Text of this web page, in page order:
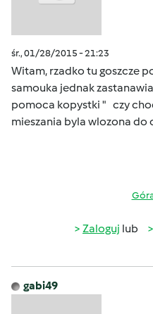
śr., 01/28/2015 - 21:23
Witam, rzadko tu goszcze
samouka jednak
pomoca kopystki " czy
mieszania byla wlozona do
Zaloguj lub
gabi49